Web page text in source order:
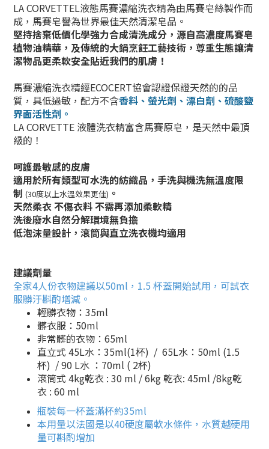
LA CORVETTEL液態馬賽濃縮洗衣精為由馬賽皂絲製作而
成，馬賽皂譽為世界最佳天然清潔皂品。
堅持捨棄低價化學強力合成清洗成分， 源自高濃度馬賽皂
植物油精華 ，及傳統的大鍋烹飪工藝技術， 尊重生態讓清
潔物品更柔軟安全貼近我們的肌膚！
馬賽濃縮洗衣精經ECOCERT協會認證保證天然的的品
質，具低過敏，配方不含香料 、螢光劑 、漂白劑 、 硫酸鹽
界面活性劑。
LA CORVETTE 液體洗衣精富含馬賽原皂，是天然中最頂
級的！
呵護最敏感的皮膚
適用於所有類型可水洗的紡織品，手洗與機洗無溫度限
制 (30度以上水溫效果更佳) 。
天然柔衣 不傷衣料 不需再添加柔軟精
洗後廢水自然分解環境無負擔
低泡沫量設計，滾筒與直立洗衣機均適用
建議劑量
全家4人份衣物建議以50ml，1.5 杯蓋開始試用， 可試衣
服髒汙斟酌增減。
輕髒衣物：35ml
髒衣服：50ml
非常髒的衣物：65ml
直立式 45L水：35ml(1杯) / 65L水：50ml (1.5
杯) / 90 L水 ：70ml ( 2杯)
滾筒式 4kg乾衣 : 30 ml / 6kg 乾衣: 45ml /8kg乾
衣 : 60 ml
瓶裝每一杯蓋滿杯約35ml
本用量以法國是以40硬度屬軟水條件，水質越硬用
量可斟酌增加